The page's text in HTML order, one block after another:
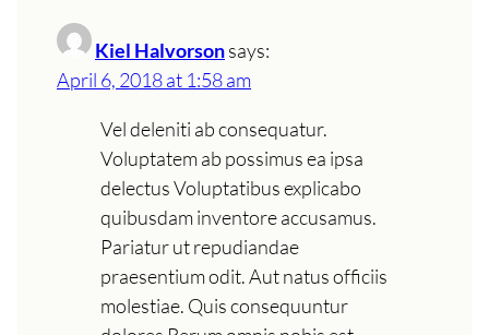
Kiel Halvorsonsays:
April 6, 2018 at 1:58 am
Vel deleniti ab consequatur.
Voluptatem ab possimus ea ipsa
delectus Voluptatibus explicabo
quibusdam inventore accusamus.
Pariatur ut repudiandae
praesentium odit. Aut natus officiis
molestiae. Quis consequuntur